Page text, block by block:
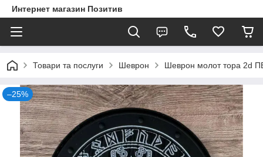
Интернет магазин Позитив
Товари та послуги Шеврон Шеврон молот тора 2d
–25%